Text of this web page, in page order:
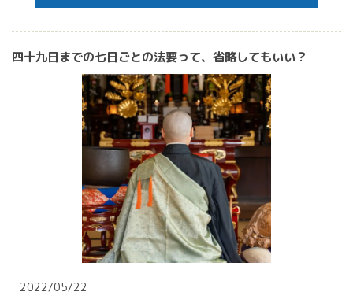
四十九日までの七日ごとの法要って、省略してもいい？
2022/05/22